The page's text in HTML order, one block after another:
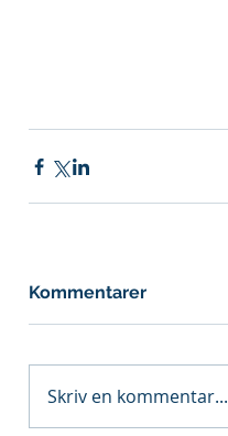
Kommentarer
Skriv en kommentar...